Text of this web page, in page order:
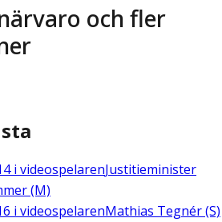
och fler
i videospelarenJustitieminister
(M)
i videospelarenMathias Tegnér (S)